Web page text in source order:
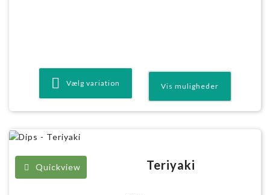
Vælg variation
Quickview Teriyaki